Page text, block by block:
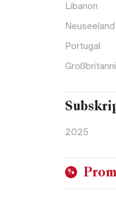
Libanon
Neuseeland
Portugal
2025